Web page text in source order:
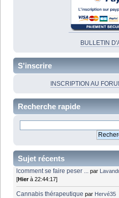
BULLETIN
S'inscrire
INSCRIPTION AU
Recherche rapide
Sujet récents
lcomment se faire peser ... par
[Hierà 22:44:17]
Cannabis thérapeutique par Hervé35